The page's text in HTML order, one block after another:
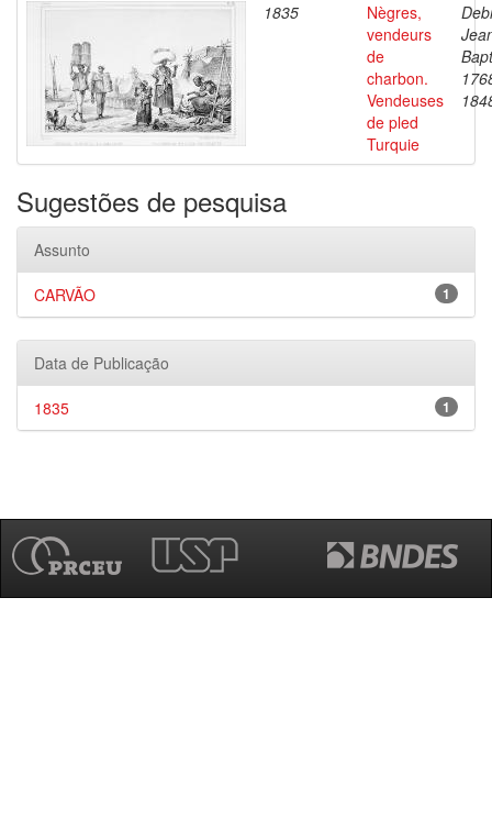
1835
Nègres,
vendeurs
de
charbon.
Vendeuses
de pled
Turquie
Sugestões de pesquisa
Assunto
1
CARVÃO
Data de Publicação
1
1835